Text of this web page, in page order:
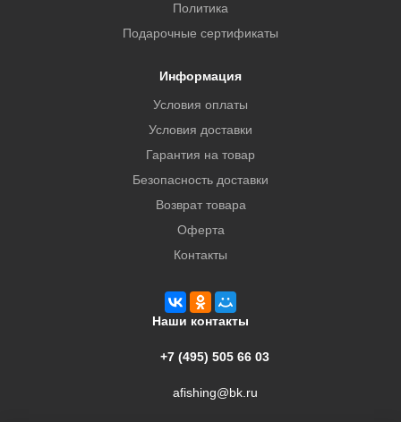
Политика
Подарочные сертификаты
Информация
Условия оплаты
Условия доставки
Гарантия на товар
Безопасность доставки
Возврат товара
Оферта
Контакты
Наши контакты
+7 (495) 505 66 03
afishing@bk.ru